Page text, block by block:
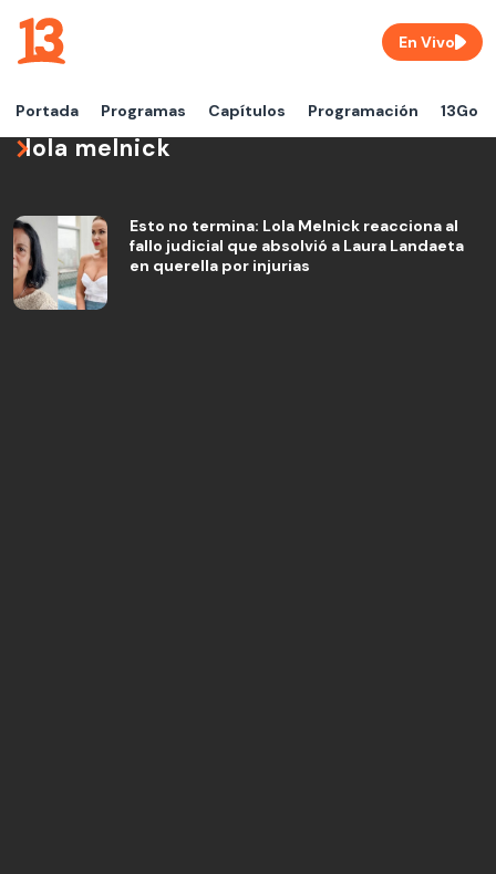
Portada Programas Capítulos Programación 13Go
En Vivo
lola melnick
Esto no termina: Lola Melnick reacciona al
fallo judicial que absolvió a Laura Landaeta
en querella por injurias